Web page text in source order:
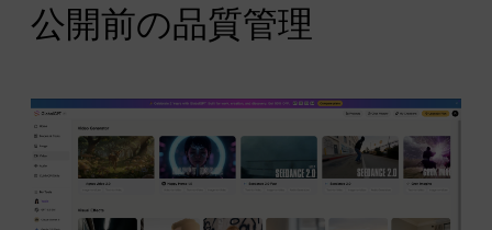
公開前の品質管理